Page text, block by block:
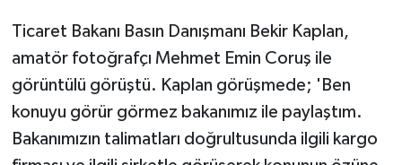
Ticaret Bakanı Basın Danışmanı Bekir Kaplan,
amatör fotoğrafçı Mehmet Emin Coruş ile
görüntülü görüştü. Kaplan görüşmede; 'Ben
konuyu görür görmez bakanımız ile paylaştım.
Bakanımızın talimatları doğrultusunda ilgili kargo